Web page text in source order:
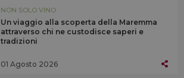
NON SOLO VINO
Un viaggio alla scoperta della Maremma
attraverso chi ne custodisce saperi e
tradizioni
01 Agosto 2026